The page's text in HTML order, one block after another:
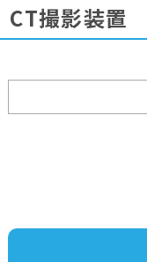
CT撮影装置